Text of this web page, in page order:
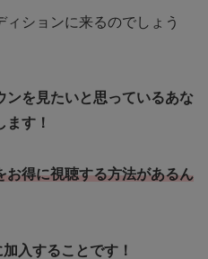
ションに来るのでしょう
ンを見たいと思っているあな
す！
お得に視聴する方法があるん
入することです！